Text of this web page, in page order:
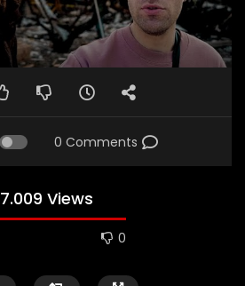
0 Comments
7.009 Views
0